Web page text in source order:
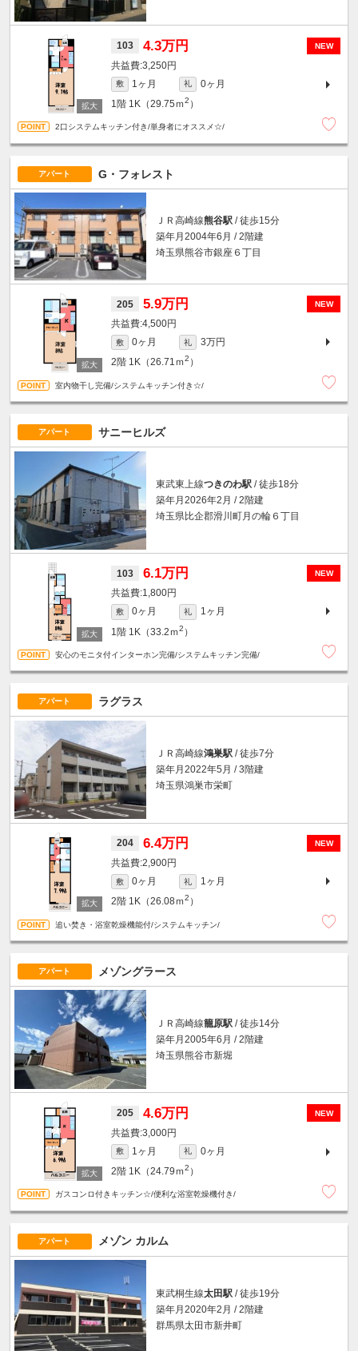
NEW
103 4.3万円
3,250円
敷 1ヶ月 礼
0ヶ月
1階 1K（29.75ｍ2 ）
2口システムキッチン付き/単身者にオススメ☆/
アパート G・フォレスト
ＪＲ高崎線熊谷駅 / 徒歩15分
築年月2004年6月 / 2階建
埼玉県熊谷市銀座６丁目
NEW
205 5.9万円
4,500円
敷 0ヶ月 礼
3万円
2階 1K（26.71ｍ2 ）
室内物干し完備/システムキッチン付き☆/
アパート サニーヒルズ
東武東上線つきのわ駅 / 徒歩18分
築年月2026年2月 / 2階建
埼玉県比企郡滑川町月の輪６丁目
NEW
103 6.1万円
1,800円
敷 0ヶ月 礼
1ヶ月
1階 1K（33.2ｍ2 ）
安心のモニタ付インターホン完備/システムキッチン完備/
アパート ラグラス
ＪＲ高崎線鴻巣駅 / 徒歩7分
築年月2022年5月 / 3階建
埼玉県鴻巣市栄町
NEW
204 6.4万円
2,900円
敷 0ヶ月 礼
1ヶ月
2階 1K（26.08ｍ2 ）
追い焚き・浴室乾燥機能付/システムキッチン/
アパート メゾングラース
ＪＲ高崎線籠原駅 / 徒歩14分
築年月2005年6月 / 2階建
埼玉県熊谷市新堀
NEW
205 4.6万円
3,000円
敷 1ヶ月 礼
0ヶ月
2階 1K（24.79ｍ2 ）
ガスコンロ付きキッチン☆/便利な浴室乾燥機付き/
アパート メゾン カルム
東武桐生線太田駅 / 徒歩19分
築年月2020年2月 / 2階建
群馬県太田市新井町